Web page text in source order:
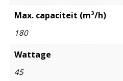
Max. capaciteit (m³/h)
180
Wattage
45